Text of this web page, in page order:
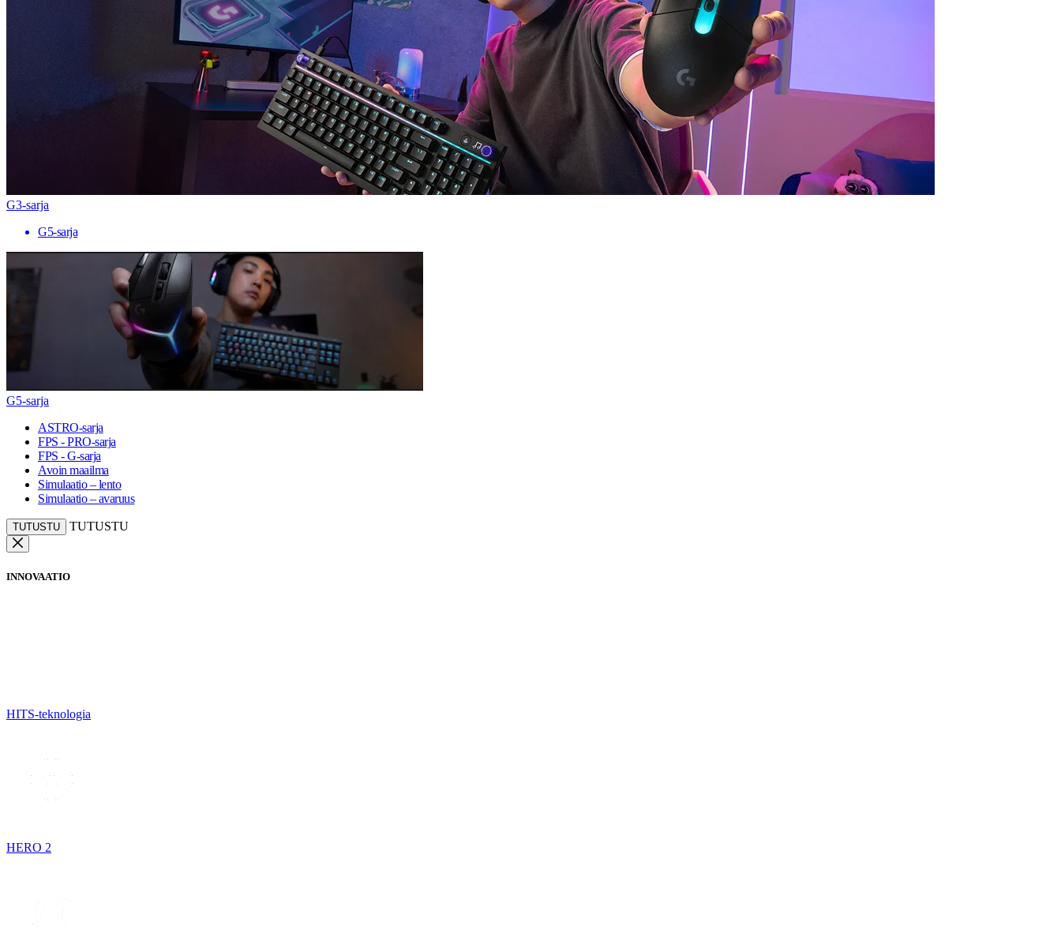
G3-sarja
G5-sarja
G5-sarja
ASTRO-sarja
FPS - PRO-sarja
FPS - G-sarja
Avoin maailma
Simulaatio – lento
Simulaatio – avaruus
TUTUSTU TUTUSTU
INNOVAATIO
HITS-teknologia
HERO 2